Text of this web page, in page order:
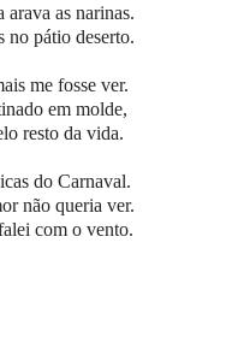
arava as narinas.
no pátio deserto.
me fosse ver.
em molde,
resto da vida.
do Carnaval.
não queria ver.
com o vento.